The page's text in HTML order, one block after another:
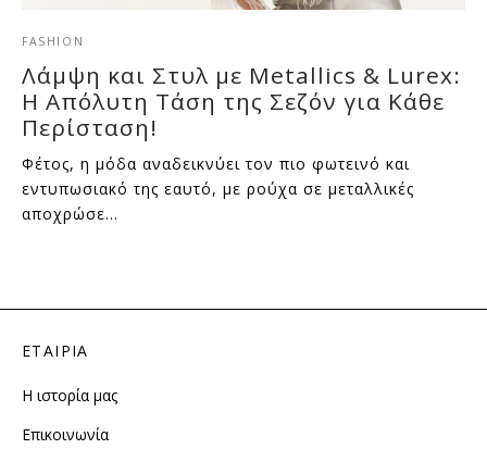
FASHION
Λάμψη και Στυλ με Metallics & Lurex:
Η Απόλυτη Τάση της Σεζόν για Κάθε
Περίσταση!
Φέτος, η μόδα αναδεικνύει τον πιο φωτεινό και
εντυπωσιακό της εαυτό, με ρούχα σε μεταλλικές
αποχρώσε…
ΕΤΑΙΡΙΑ
Η ιστορία μας
Επικοινωνία